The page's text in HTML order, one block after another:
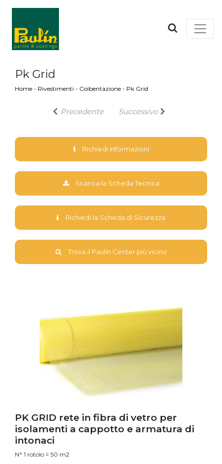
Pk Grid
Home - Rivestimenti - Coibentazione - Pk Grid
Precedente Successivo
Richiedi Informazioni
Scarica la Scheda Tecnica
Richiedi la Scheda di Sicurezza
Trova il Paulin Center più vicino
PK GRID rete in fibra di vetro per
isolamenti a cappotto e armatura di
intonaci
N° 1 rotolo = 50 m2